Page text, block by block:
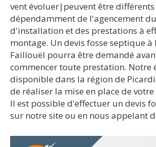
vent évoluer|peuvent être
dépendamment de l'agencement
d'installation et des prestations à
montage. Un devis fosse septique à
Faillouël pourra être demandé
commencer toute prestation. Notre
disponible dans la région de
de réaliser la mise en place de
Il est possible d'effectuer un devis
sur notre site ou en nous appelant